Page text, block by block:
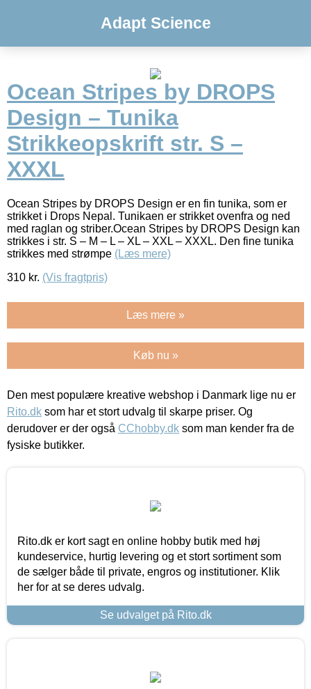
Adapt Science
Ocean Stripes by DROPS
Design – Tunika
Strikkeopskrift str. S –
XXXL
Ocean Stripes by DROPS Design er en fin tunika, som er
strikket i Drops Nepal. Tunikaen er strikket ovenfra og ned
med raglan og striber.Ocean Stripes by DROPS Design kan
strikkes i str. S – M – L – XL – XXL – XXXL. Den fine tunika
strikkes med strømpe (Læs mere)
310 kr. (Vis fragtpris)
Læs mere »
Køb nu »
Den mest populære kreative webshop i Danmark lige nu er
Rito.dk som har et stort udvalg til skarpe priser. Og
derudover er der også CChobby.dk som man kender fra de
fysiske butikker.
Rito.dk er kort sagt en online hobby butik med høj
kundeservice, hurtig levering og et stort sortiment som
de sælger både til private, engros og institutioner. Klik
her for at se deres udvalg.
Se udvalget på Rito.dk